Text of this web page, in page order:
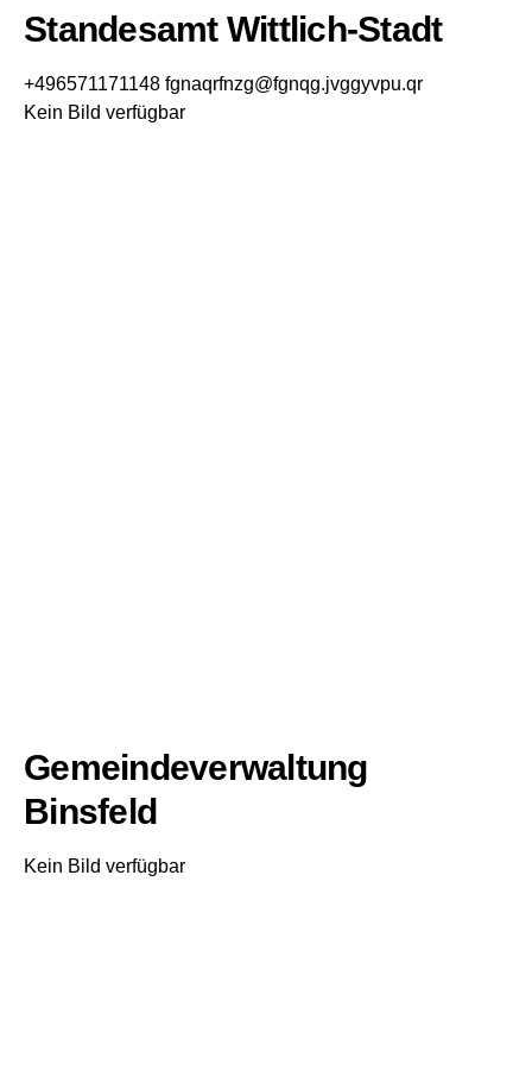
Standesamt Wittlich-Stadt
+496571171148 fgnaqrfnzg@fgnqg.jvggyvpu.qr
Kein Bild verfügbar
Gemeindeverwaltung
Binsfeld
Kein Bild verfügbar